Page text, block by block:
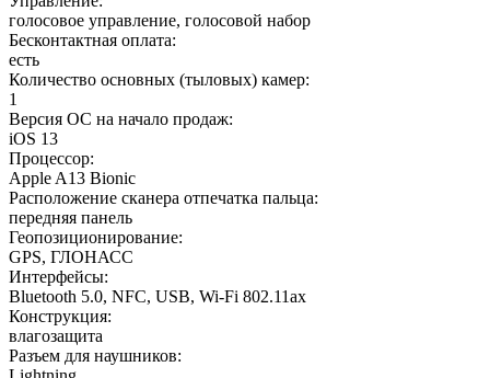
голосовое управление, голосовой набор
Бесконтактная оплата:
есть
Количество основных (тыловых) камер:
1
Версия ОС на начало продаж:
iOS 13
Процессор:
Apple A13 Bionic
Расположение сканера отпечатка пальца:
передняя панель
Геопозиционирование:
GPS, ГЛОНАСС
Интерфейсы:
Bluetooth 5.0, NFC, USB, Wi-Fi 802.11ax
Конструкция:
влагозащита
Разъем для наушников: